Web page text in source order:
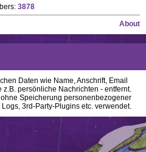
3878
About
Daten wie Name, Anschrift, Email
persönliche Nachrichten - entfernt.
Speicherung personenbezogener
3rd-Party-Plugins etc. verwendet.